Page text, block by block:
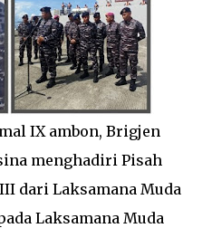
IX ambon, Brigjen
menghadiri Pisah
dari Laksamana Muda
Laksamana Muda